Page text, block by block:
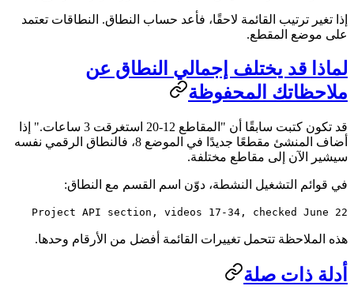
إذا تغير ترتيب القائمة لاحقًا، فأعد حساب النطاق. النطاقات تعتمد
على موضع المقطع.
لماذا قد يختلف إجمالي النطاق عن
ملاحظاتك المحفوظة
قد تكون كتبت سابقًا أن "المقاطع 12-20 استغرقت 3 ساعات." إذا
أضاف المنشئ مقطعًا جديدًا في الموضع 8، فالنطاق الرقمي نفسه
سيشير الآن إلى مقاطع مختلفة.
في قوائم التشغيل النشطة، دوّن اسم القسم مع النطاق:
Project API section, videos 17-34, checked June 22
هذه الملاحظة تتحمل تغييرات القائمة أفضل من الأرقام وحدها.
أدلة ذات صلة